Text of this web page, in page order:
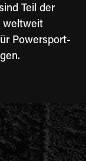
Teil der
weltweit
Powersport-